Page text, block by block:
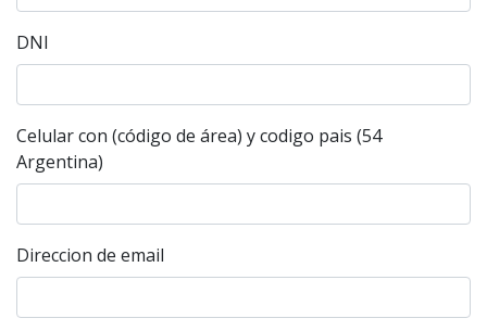
DNI
Celular con (código de área) y codigo pais (54
Argentina)
Direccion de email